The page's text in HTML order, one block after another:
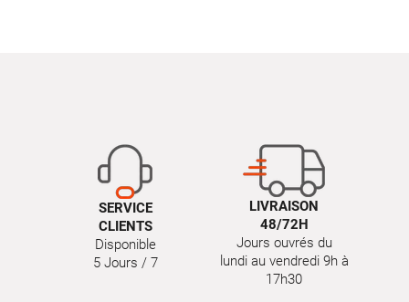
SERVICE
CLIENTS
Disponible
5 Jours / 7
LIVRAISON
48/72H
Jours ouvrés du
lundi au vendredi 9h à
17h30